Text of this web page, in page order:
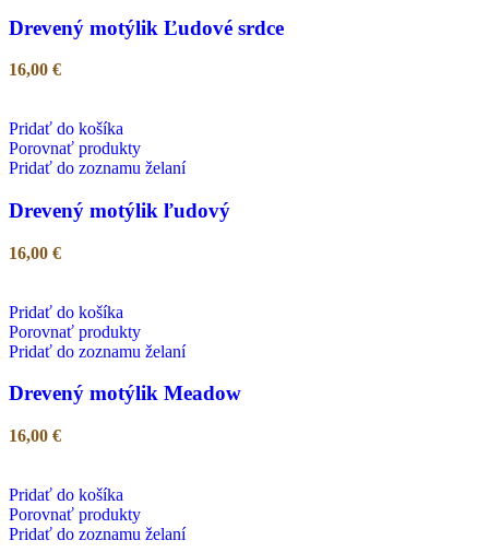
Drevený motýlik Ľudové srdce
16,00 €
Pridať do košíka
Porovnať produkty
Pridať do zoznamu želaní
Drevený motýlik ľudový
16,00 €
Pridať do košíka
Porovnať produkty
Pridať do zoznamu želaní
Drevený motýlik Meadow
16,00 €
Pridať do košíka
Porovnať produkty
Pridať do zoznamu želaní